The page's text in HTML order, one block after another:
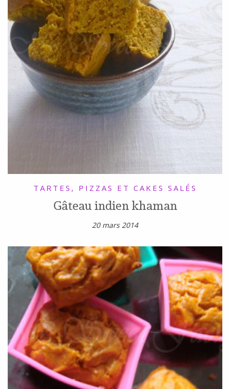
TARTES, PIZZAS ET CAKES SALÉS
Gâteau indien khaman
20 mars 2014